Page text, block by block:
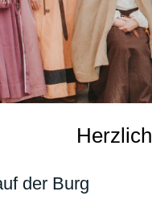
der Burg